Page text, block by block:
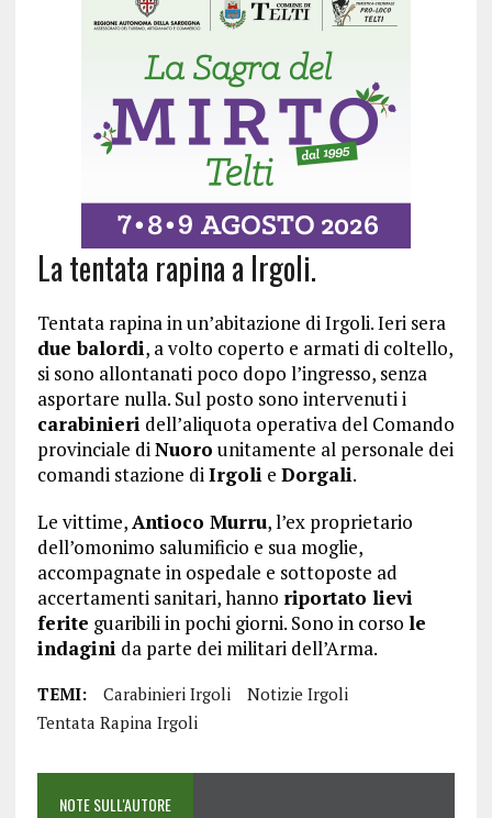
La tentata rapina a Irgoli.
Tentata rapina in un’abitazione di Irgoli. Ieri sera
due balordi, a volto coperto e armati di coltello,
si sono allontanati poco dopo l’ingresso, senza
asportare nulla. Sul posto sono intervenuti i
carabinieri dell’aliquota operativa del Comando
provinciale diNuoro unitamente al personale dei
comandi stazione diIrgoli e Dorgali.
Le vittime,Antioco Murru, l’ex proprietario
dell’omonimo salumificio e sua moglie,
accompagnate in ospedale e sottoposte ad
accertamenti sanitari, hanno riportato lievi
ferite guaribili in pochi giorni. Sono in corso le
indagini da parte dei militari dell’Arma.
TEMI: Carabinieri Irgoli
Notizie Irgoli
Tentata Rapina Irgoli
NOTE SULL'AUTORE